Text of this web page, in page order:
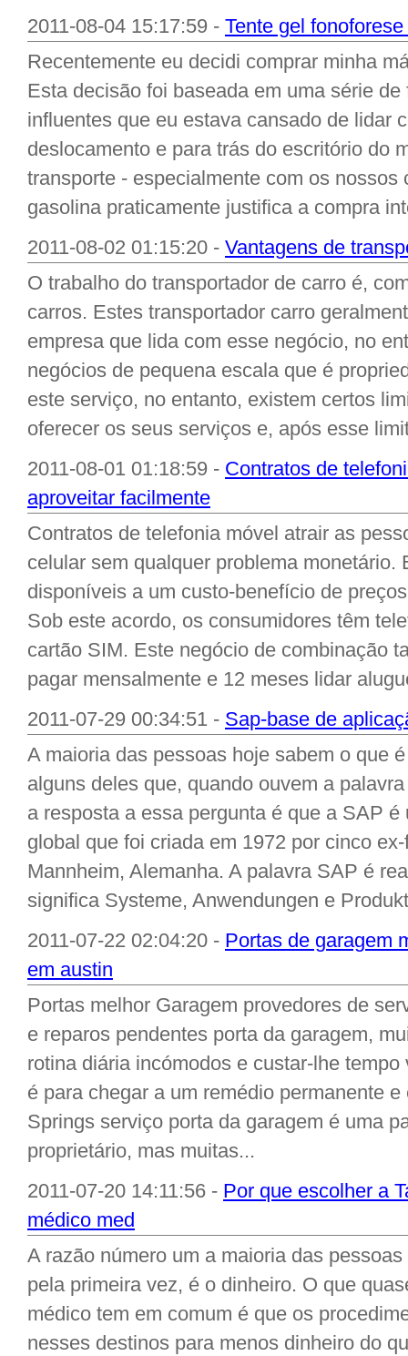
2011-08-04 15:17:59 - Tente gel
Recentemente eu decidi comprar minha
Esta decisão foi baseada em uma série
influentes que eu estava cansado de lidar
deslocamento e para trás do escritório do
transporte - especialmente com os nossos
gasolina praticamente justifica a compra
2011-08-02 01:15:20 - Vantagens de
O trabalho do transportador de carro é,
carros. Estes transportador carro
empresa que lida com esse negócio, no
negócios de pequena escala que é
este serviço, no entanto, existem certos
oferecer os seus serviços e, após esse
2011-08-01 01:18:59 - Contratos de
aproveitar facilmente
Contratos de telefonia móvel atrair as
celular sem qualquer problema monetário.
disponíveis a um custo-benefício de
Sob este acordo, os consumidores têm
cartão SIM. Este negócio de combinação
pagar mensalmente e 12 meses lidar
2011-07-29 00:34:51 - Sap-base de
A maioria das pessoas hoje sabem o que
alguns deles que, quando ouvem a
a resposta a essa pergunta é que a SAP
global que foi criada em 1972 por cinco
Mannheim, Alemanha. A palavra SAP é
significa Systeme, Anwendungen e
2011-07-22 02:04:20 - Portas de garagem
em austin
Portas melhor Garagem provedores de
e reparos pendentes porta da garagem,
rotina diária incómodos e custar-lhe
é para chegar a um remédio permanente
Springs serviço porta da garagem é uma
proprietário, mas muitas...
2011-07-20 14:11:56 - Por que escolher a
médico med
A razão número um a maioria das
pela primeira vez, é o dinheiro. O que
médico tem em comum é que os
nesses destinos para menos dinheiro do